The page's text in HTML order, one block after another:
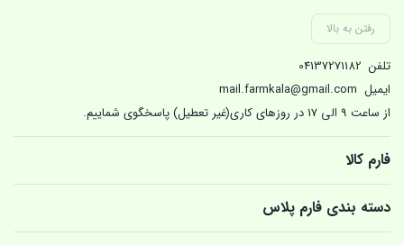
رفتن به بالا
تلفن 04137271182
ایمیل mail.farmkala@gmail.com
از ساعت 9 الی 17 در روزهای کاری(غیر تعطیل) پاسخگوی شماییم.
فارم کالا
دسته بندی فارم پلاس